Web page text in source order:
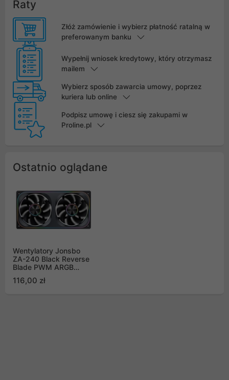
Raty
Złóż zamówienie i wybierz płatność ratalną w
preferowanym banku
Wypełnij wniosek kredytowy, który otrzymasz
mailem
Wybierz sposób zawarcia umowy, poprzez
kuriera lub online
Podpisz umowę i ciesz się zakupami w
Proline.pl
Ostatnio oglądane
Wentylatory Jonsbo
ZA-240 Black Reverse
Blade PWM ARGB
116,00 zł